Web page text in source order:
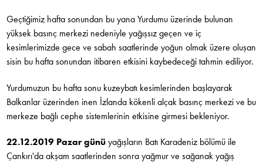
Geçtiğimiz hafta sonundan bu yana Yurdumu üzerinde bulunan
yüksek basınç merkezi nedeniyle yağışsız geçen ve iç
kesimlerimizde gece ve sabah saatlerinde yoğun olmak üzere oluşan
sisin bu hafta sonundan itibaren etkisini kaybedeceği tahmin ediliyor.
Yurdumuzun bu hafta sonu kuzeybatı kesimlerinden başlayarak
Balkanlar üzerinden inen İzlanda kökenli alçak basınç merkezi ve bu
merkeze bağlı cephe sistemlerinin etkisine girmesi bekleniyor.
22.12.2019 Pazar günü yağışların Batı Karadeniz bölümü ile
Çankırı'da akşam saatlerinden sonra yağmur ve sağanak yağış